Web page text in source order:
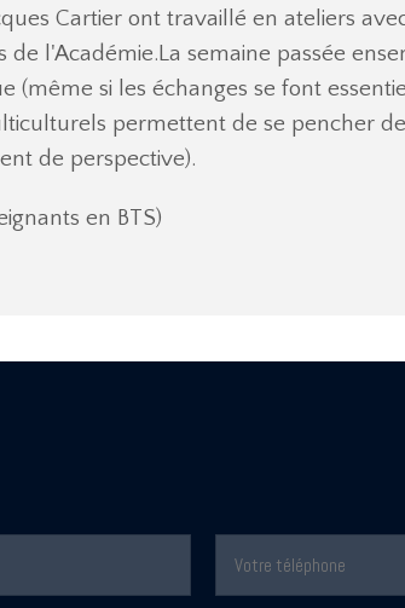
Cartier ont travaillé en ateliers
l'Académie.La semaine passée
si les échanges se font
permettent de se pencher
de perspective).
en BTS)